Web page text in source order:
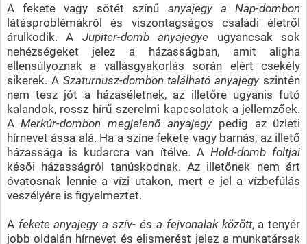
A fekete vagy sötét színű anyajegy a Nap-dombon
látásproblémákról és viszontagságos családi életről
árulkodik. A Jupiter-domb anyajegye ugyancsak sok
nehézségeket jelez a házasságban, amit aligha
ellensúlyoznak a vallásgyakorlás során elért csekély
sikerek. A Szaturnusz-dombon található anyajegy szintén
nem tesz jót a házaséletnek, az illetőre ugyanis futó
kalandok, rossz hírű szerelmi kapcsolatok a jellemzőek.
AMerkúr-dombon megjelenő anyajegy pedig az üzleti
hírnevet ássa alá. Ha a színe fekete vagy barnás, az illető
házassága is kudarcra van ítélve. AHold-domb foltjai
késői házasságról tanúskodnak. Az illetőnek nem árt
óvatosnak lennie a vízi utakon, mert e jel a vízbefúlás
veszélyére is figyelmeztet.
A fekete anyajegy a szív- és a fejvonalak között, a tenyér
jobb oldalán hírnevet és elismerést jelez a munkatársak